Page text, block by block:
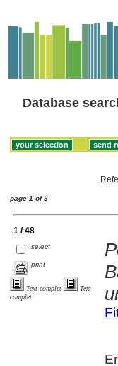
Database
page 1 of 3
1 / 48
select
print
Text complet
Text
complet